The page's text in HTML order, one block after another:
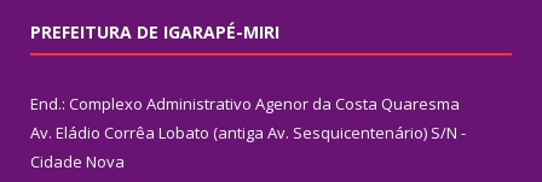
PREFEITURA DE IGARAPÉ-MIRI
End.: Complexo Administrativo Agenor da Costa Quaresma
Av. Eládio Corrêa Lobato (antiga Av. Sesquicentenário) S/N -
Cidade Nova